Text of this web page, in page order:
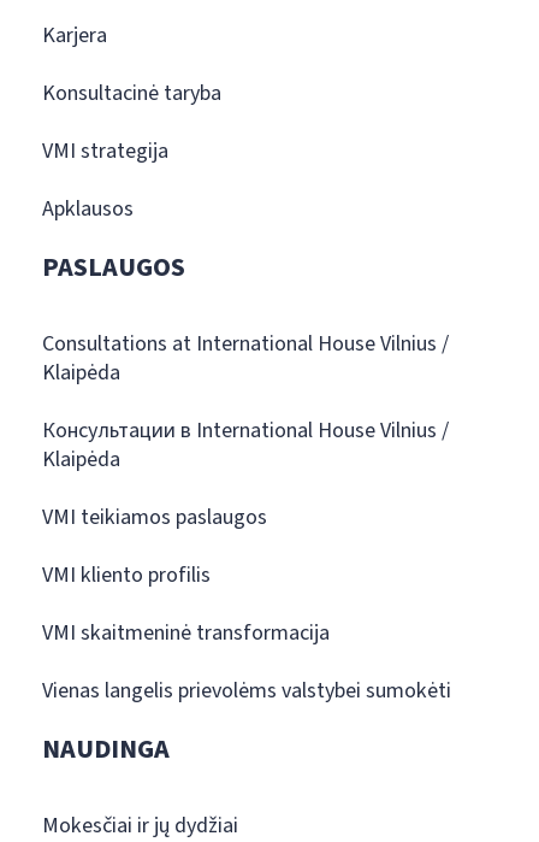
Karjera
Konsultacinė taryba
VMI strategija
Apklausos
PASLAUGOS
Consultations at International House Vilnius /
Klaipėda
Консультации в International House Vilnius /
Klaipėda
VMI teikiamos paslaugos
VMI kliento profilis
VMI skaitmeninė transformacija
Vienas langelis prievolėms valstybei sumokėti
NAUDINGA
Mokesčiai ir jų dydžiai